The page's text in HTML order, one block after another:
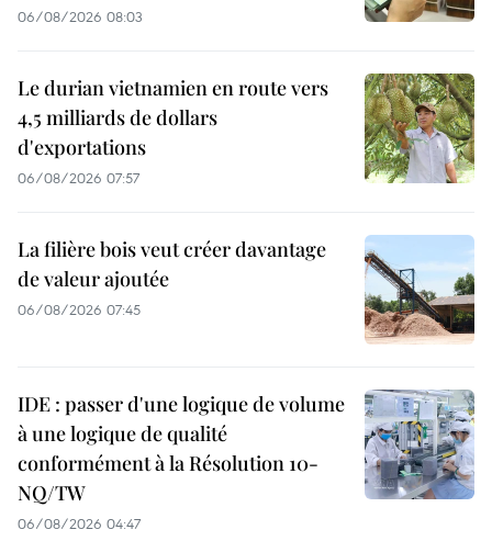
06/08/2026 08:03
Le durian vietnamien en route vers
4,5 milliards de dollars
d'exportations
06/08/2026 07:57
La filière bois veut créer davantage
de valeur ajoutée
06/08/2026 07:45
IDE : passer d'une logique de volume
à une logique de qualité
conformément à la Résolution 10-
NQ/TW
06/08/2026 04:47